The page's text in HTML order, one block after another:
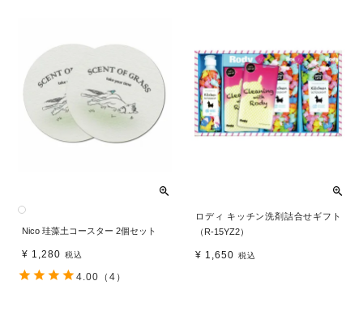
Nico 珪藻土コースター 2個セット
¥ 1,280 税込
4.00 （4）
ロディ キッチン洗剤詰合せギフト
（R-15YZ2）
¥ 1,650 税込